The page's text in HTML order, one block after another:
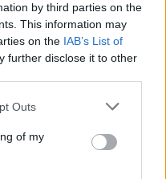
by third parties on the
This information may
on the IAB’s List of
further disclose it to other
one or more Google
You may click to
its third-party tags to
in below Google
Outs
of my
451 επιχειρήσεις
Κάλυψη εισφορών